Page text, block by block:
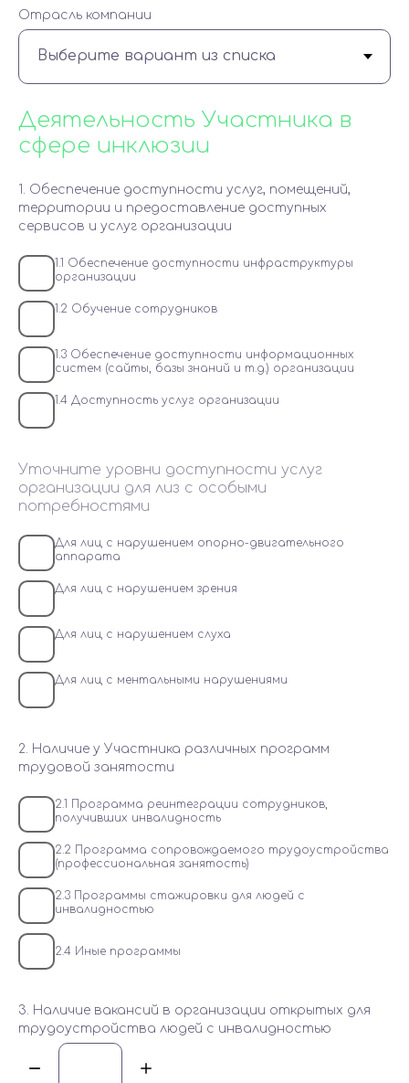
Отрасль компании
Деятельность Участника в
сфере инклюзии
1. Обеспечение доступности услуг, помещений,
территории и предоставление доступных
сервисов и услуг организации
1.1 Обеспечение доступности инфраструктуры
организации
1.2 Обучение сотрудников
1.3 Обеспечение доступности информационных
систем (сайты, базы знаний и т.д.) организации
1.4 Доступность услуг организации
Уточните уровни доступности услуг
организации для лиз с особыми
потребностями
Для лиц с нарушением опорно-двигательного
аппарата
Для лиц с нарушением зрения
Для лиц с нарушением слуха
Для лиц с ментальными нарушениями
2. Наличие у Участника различных программ
трудовой занятости
2.1 Программа реинтеграции сотрудников,
получивших инвалидность
2.2 Программа сопровождаемого трудоустройства
(профессиональная занятость)
2.3 Программы стажировки для людей с
инвалидностью
2.4 Иные программы
3. Наличие вакансий в организации открытых для
трудоустройства людей с инвалидностью